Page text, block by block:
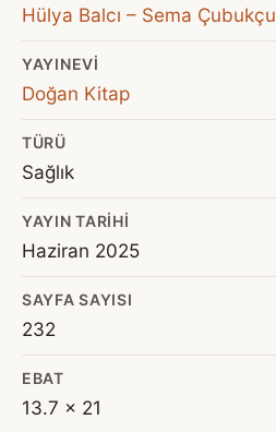
Hülya Balcı – Sema Çubukçu
YAYINEVI
Doğan Kitap
TÜRÜ
Sağlık
YAYIN TARIHI
Haziran 2025
SAYFA SAYISI
232
EBAT
13.7 x 21